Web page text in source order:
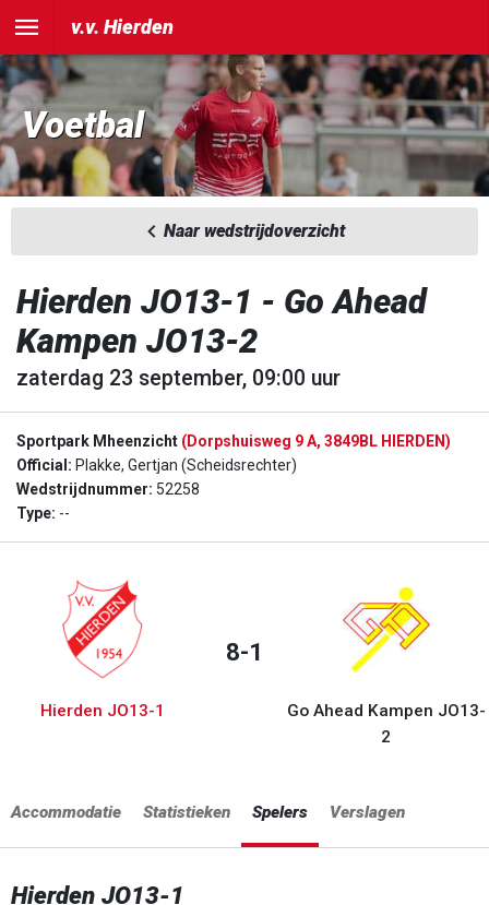
v.v. Hierden
Voetbal
Naar wedstrijdoverzicht
Hierden JO13-1 - Go Ahead
Kampen JO13-2
zaterdag 23 september, 09:00 uur
Sportpark Mheenzicht (Dorpshuisweg 9 A, 3849BL HIERDEN)
Official: Plakke, Gertjan (Scheidsrechter)
Wedstrijdnummer: 52258
Type: --
Hierden JO13-1
8-1
Go Ahead Kampen JO13-
2
Accommodatie Statistieken Spelers Verslagen
Hierden JO13-1